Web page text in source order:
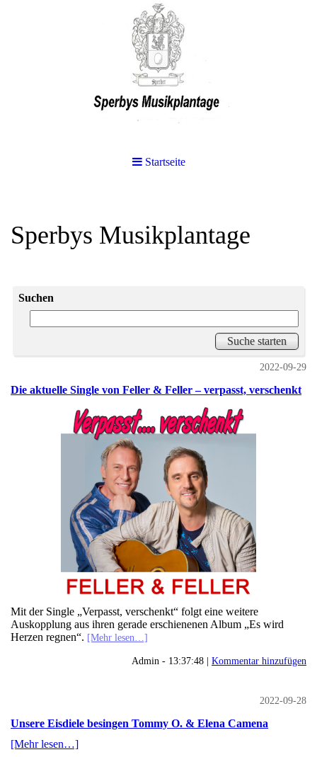
Startseite
Sperbys Musikplantage
Suchen
2022-09-29
Die aktuelle Single von Feller & Feller – verpasst, verschenkt
Mit der Single „Verpasst, verschenkt“ folgt eine weitere
Auskopplung aus ihren gerade erschienenen Album „Es wird
Herzen regnen“. [Mehr lesen…]
Admin - 13:37:48 | Kommentar hinzufügen
2022-09-28
Unsere Eisdiele besingen Tommy O. & Elena Camena
[Mehr lesen…]